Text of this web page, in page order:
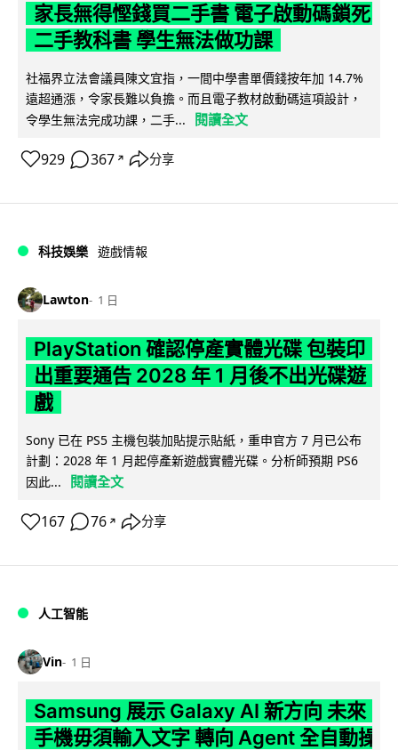
家長無得慳錢買二手書 電子啟動碼鎖死
二手教科書 學生無法做功課
社福界立法會議員陳文宜指，一間中學書單價錢按年加 14.7%
遠超通漲，令家長難以負擔。而且電子教材啟動碼這項設計，
令學生無法完成功課，二手...
閱讀全文
929 367 ↗ 分享
科技娛樂 遊戲情報
Lawton 1 日
PlayStation 確認停產實體光碟 包裝印
出重要通告 2028 年 1 月後不出光碟遊
戲
Sony 已在 PS5 主機包裝加貼提示貼紙，重申官方 7 月已公布
計劃：2028 年 1 月起停產新遊戲實體光碟。分析師預期 PS6
因此...
閱讀全文
167 76 ↗ 分享
人工智能
Vin 1 日
Samsung 展示 Galaxy AI 新方向 未來
手機毋須輸入文字 轉向 Agent 全自動操